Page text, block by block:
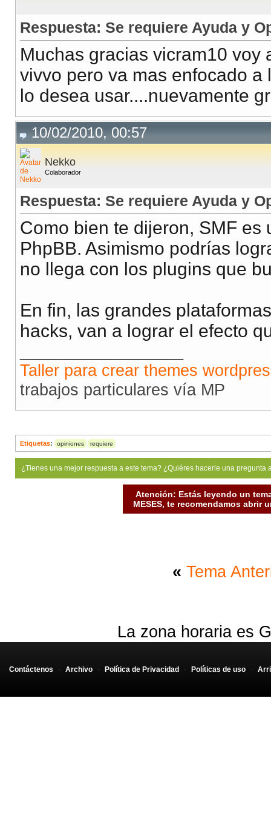
Respuesta: Se requiere Ayuda y
Muchas gracias vicram10 voy
vivvo pero va mas enfocado
lo desea usar....nuevamente
10/02/2010, 00:57
Nekko
Colaborador
Respuesta: Se requiere Ayuda y
Como bien te dijeron, SMF
PhpBB. Asimismo podrías
no llega con los plugins que
En fin, las grandes
hacks, van a lograr el efecto
Taller para crear themes
trabajos particulares vía MP
Etiquetas: opiniones requiere
¿Tienes una mejor respuesta a este tema? ¿Quiéres hacerle una
Atención: Estás leyendo un
MESES, te recomendamos abrir
« Tema
La zona horaria es
Contáctenos - Archivo - Política de Privacidad - Políticas de uso -